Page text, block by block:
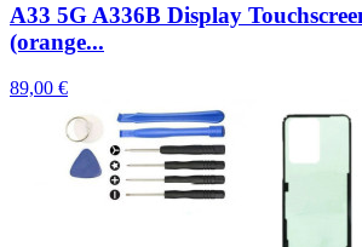
A33 5G A336B Display
(orange...
89,00 €